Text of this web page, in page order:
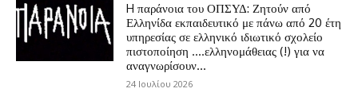
H παράνοια του ΟΠΣΥΔ: Ζητούν από
Ελληνίδα εκπαιδευτικό με πάνω από 20 έτη
υπηρεσίας σε ελληνικό ιδιωτικό σχολείο
πιστοποίηση ….ελληνομάθειας (!) για να
αναγνωρίσουν...
24 Ιουλίου 2026